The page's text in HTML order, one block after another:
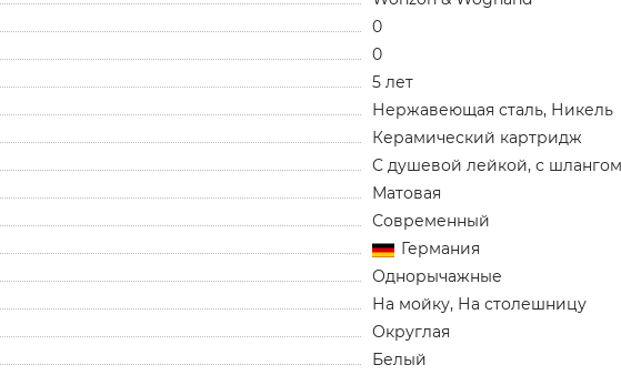
0
0
5 лет
Нержавеющая сталь, Никель
Керамический картридж
С душевой лейкой, с шлангом
Матовая
Современный
Германия
Однорычажные
На мойку, На столешницу
Округлая
Белый